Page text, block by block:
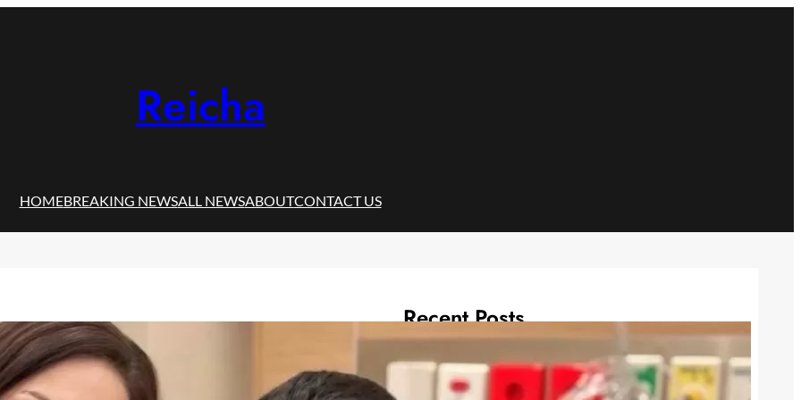
Reicha
HOMEBREAKING NEWSALL NEWSABOUTCONTACT US
Recent Posts
4 Cara Aman agar Alpukat Tak
Cepat Kecokelatan